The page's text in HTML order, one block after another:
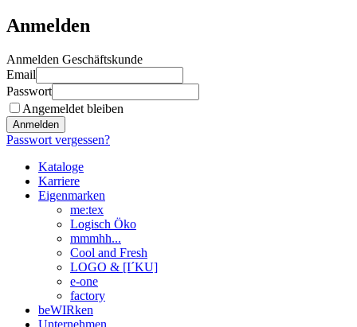
Anmelden
Anmelden Geschäftskunde
Email
Passwort
Angemeldet bleiben
Anmelden
Passwort vergessen?
Kataloge
Karriere
Eigenmarken
me:tex
Logisch Öko
mmmhh...
Cool and Fresh
LOGO & [I´KU]
e-one
factory
beWIRken